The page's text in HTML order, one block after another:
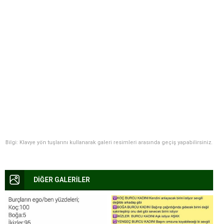
Bilgi: Klavye yön tuşlarını kullanarak galeri resimleri arasında geçiş yapabilirsiniz.
DİĞER GALERİLER